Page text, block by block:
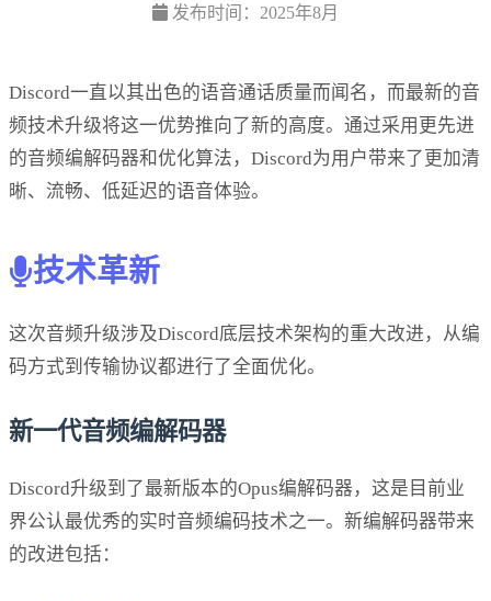
发布时间：2025年8月
Discord一直以其出色的语音通话质量而闻名，而最新的音
频技术升级将这一优势推向了新的高度。通过采用更先进
的音频编解码器和优化算法，Discord为用户带来了更加清
晰、流畅、低延迟的语音体验。
技术革新
这次音频升级涉及Discord底层技术架构的重大改进，从编
码方式到传输协议都进行了全面优化。
新一代音频编解码器
Discord升级到了最新版本的Opus编解码器，这是目前业
界公认最优秀的实时音频编码技术之一。新编解码器带来
的改进包括：